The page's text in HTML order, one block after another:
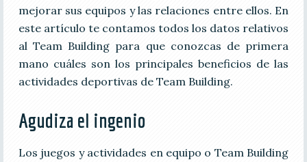
mejorar sus equipos y las relaciones entre ellos. En
este artículo te contamos todos los datos relativos
al Team Building para que conozcas de primera
mano cuáles son los principales beneficios de las
actividades deportivas de Team Building.
Agudiza el ingenio
Los juegos y actividades en equipo o Team Building